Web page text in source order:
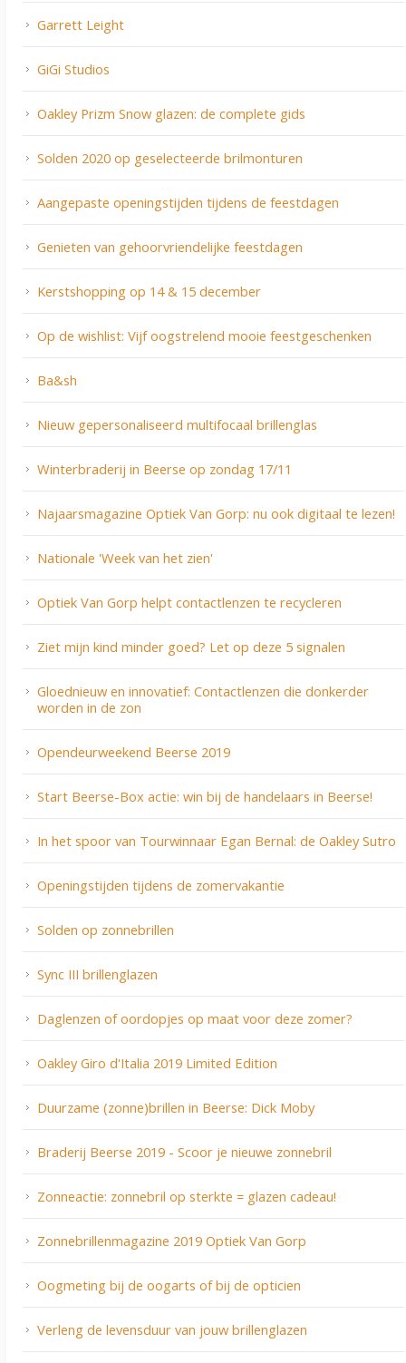
Garrett Leight
GiGi Studios
Oakley Prizm Snow glazen: de complete gids
Solden 2020 op geselecteerde brilmonturen
Aangepaste openingstijden tijdens de feestdagen
Genieten van gehoorvriendelijke feestdagen
Kerstshopping op 14 & 15 december
Op de wishlist: Vijf oogstrelend mooie feestgeschenken
Ba&sh
Nieuw gepersonaliseerd multifocaal brillenglas
Winterbraderij in Beerse op zondag 17/11
Najaarsmagazine Optiek Van Gorp: nu ook digitaal te lezen!
Nationale 'Week van het zien'
Optiek Van Gorp helpt contactlenzen te recycleren
Ziet mijn kind minder goed? Let op deze 5 signalen
Gloednieuw en innovatief: Contactlenzen die donkerder
worden in de zon
Opendeurweekend Beerse 2019
Start Beerse-Box actie: win bij de handelaars in Beerse!
In het spoor van Tourwinnaar Egan Bernal: de Oakley Sutro
Openingstijden tijdens de zomervakantie
Solden op zonnebrillen
Sync III brillenglazen
Daglenzen of oordopjes op maat voor deze zomer?
Oakley Giro d'Italia 2019 Limited Edition
Duurzame (zonne)brillen in Beerse: Dick Moby
Braderij Beerse 2019 - Scoor je nieuwe zonnebril
Zonneactie: zonnebril op sterkte = glazen cadeau!
Zonnebrillenmagazine 2019 Optiek Van Gorp
Oogmeting bij de oogarts of bij de opticien
Verleng de levensduur van jouw brillenglazen